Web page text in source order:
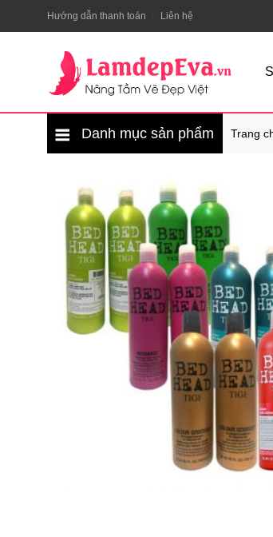
Hướng dẫn thanh toán Liên hệ
Danh mục sản phẩm Trang